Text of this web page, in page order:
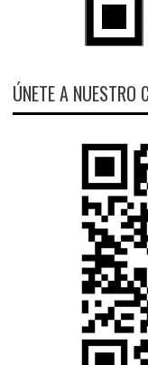
ÚNETE A NUESTRO